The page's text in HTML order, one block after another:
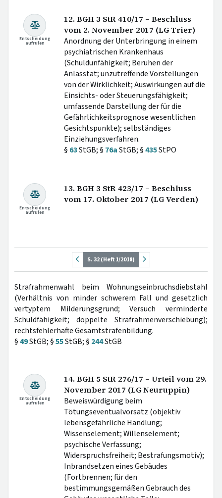
Entscheidung
aufrufen
12. BGH 3 StR 410/17 – Beschluss
vom 2. November 2017 (LG Trier)
Anordnung der Unterbringung in einem
psychiatrischen Krankenhaus
(Schuldunfähigkeit; Beruhen der
Anlasstat; unzutreffende Vorstellungen
von der Wirklichkeit; Auswirkungen auf die
Einsichts- oder Steuerungsfähigkeit;
umfassende Darstellung der für die
Gefährlichkeitsprognose wesentlichen
Gesichtspunkte); selbständiges
Einziehungsverfahren.
§ 63StGB; § 76aStGB; §435StPO
Entscheidung
aufrufen
13. BGH 3 StR 423/17 – Beschluss
vom 17. Oktober 2017 (LG Verden)
S. 32 (Heft 1/2018)
Strafrahmenwahl beim Wohnungseinbruchsdiebstahl
(Verhältnis von minder schwerem Fall und gesetzlich
vertyptem Milderungsgrund; Versuch verminderte
Schuldfähigkeit; doppelte Strafrahmenverschiebung);
rechtsfehlerhafte Gesamtstrafenbildung.
§49StGB; §55StGB; § 244StGB
Entscheidung
aufrufen
14. BGH 5 StR 276/17 – Urteil vom 29.
November 2017 (LG Neuruppin)
Beweiswürdigung beim
Tötungseventualvorsatz (objektiv
lebensgefährliche Handlung;
Wissenselement; Willenselement;
psychische Verfassung;
Widerspruchsfreiheit; Bestrafungsmotiv);
Inbrandsetzen eines Gebäudes
(Fortbrennen; für den
bestimmungsgemäßen Gebrauch des